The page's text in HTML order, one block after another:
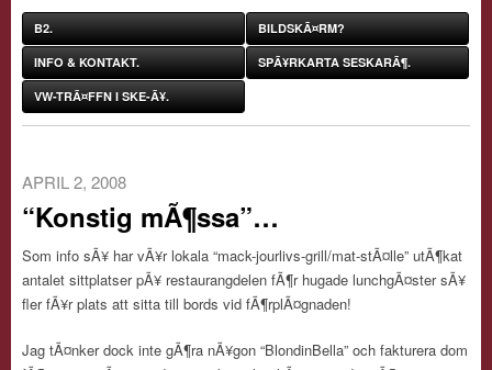
B2. BILDSKÃ¤RM?
INFO & KONTAKT. SPÃ¥RKARTA SESKARÃ¶.
VW-TRÃ¤FFN I SKE-Ã¥.
APRIL 2, 2008
“Konstig mÃ¶ssa”…
Som info sÃ¥ har vÃ¥r lokala “mack-jourlivs-grill/mat-stÃ¤lle” utÃ¶kat
antalet sittplatser pÃ¥ restaurangdelen fÃ¶r hugade lunchgÃ¤ster sÃ¥
fler fÃ¥r plats att sitta till bords vid fÃ¶rplÃ¤gnaden!
Jag tÃ¤nker dock inte gÃ¶ra nÃ¥gon “BlondinBella” och fakturera dom